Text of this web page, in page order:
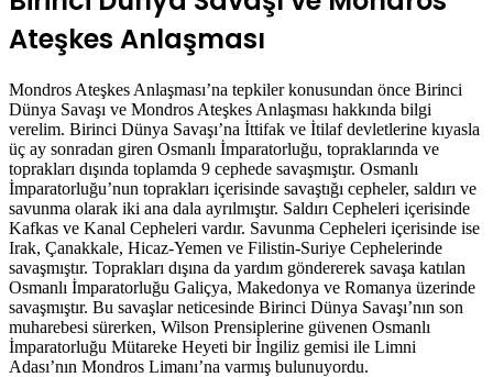
Ateşkes Anlaşması
Mondros Ateşkes Anlaşması’na tepkiler konusundan önce Birinci
Dünya Savaşı ve Mondros Ateşkes Anlaşması hakkında bilgi
verelim. Birinci Dünya Savaşı’na İttifak ve İtilaf devletlerine kıyasla
üç ay sonradan giren Osmanlı İmparatorluğu, topraklarında ve
toprakları dışında toplamda 9 cephede savaşmıştır. Osmanlı
İmparatorluğu’nun toprakları içerisinde savaştığı cepheler, saldırı ve
savunma olarak iki ana dala ayrılmıştır. Saldırı Cepheleri içerisinde
Kafkas ve Kanal Cepheleri vardır. Savunma Cepheleri içerisinde ise
Irak, Çanakkale, Hicaz-Yemen ve Filistin-Suriye Cephelerinde
savaşmıştır. Toprakları dışına da yardım göndererek savaşa katılan
Osmanlı İmparatorluğu Galiçya, Makedonya ve Romanya üzerinde
savaşmıştır. Bu savaşlar neticesinde Birinci Dünya Savaşı’nın son
muharebesi sürerken, Wilson Prensiplerine güvenen Osmanlı
İmparatorluğu Mütareke Heyeti bir İngiliz gemisi ile Limni
Adası’nın Mondros Limanı’na varmış bulunuyordu.